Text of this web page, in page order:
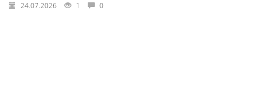
24.07.2026 1 0